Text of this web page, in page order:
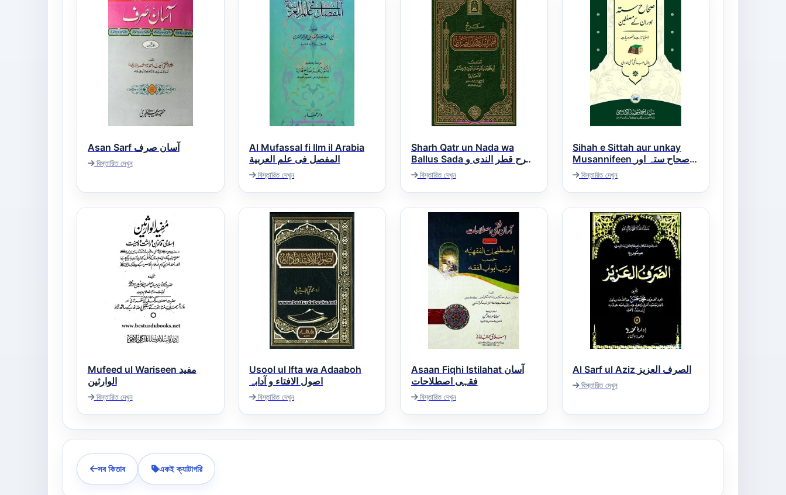
Asan Sarf آسان صرف
বিস্তারিত দেখুন
Al Mufassal fi Ilm il Arabia
المفصل فى علم العربية
বিস্তারিত দেখুন
Sharh Qatr un Nada wa
Ballus Sada شرح قطر الندى و
بل الصدى
বিস্তারিত দেখুন
Sihah e Sittah aur unkay
Musannifeen صحاح ستہ اور
انکے مصنفین
বিস্তারিত দেখুন
Mufeed ul Wariseen مفید
الوارثین
বিস্তারিত দেখুন
Usool ul Ifta wa Adaaboh
اصول الافتاء و آدابہ
বিস্তারিত দেখুন
Asaan Fiqhi Istilahat آسان
فقہی اصطلاحات
বিস্তারিত দেখুন
Al Sarf ul Aziz الصرف العزیز
বিস্তারিত দেখুন
সব কিতাব একই ক্যাটাগরি